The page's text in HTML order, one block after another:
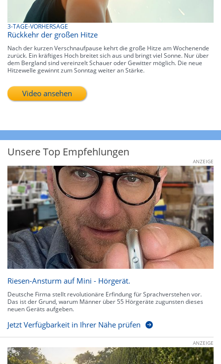
3-TAGE-VORHERSAGE
Rückkehr der großen Hitze
Nach der kurzen Verschnaufpause kehrt die große Hitze am Wochenende
zurück. Ein kräftiges Hoch breitet sich aus und bringt viel Sonne. Nur über
dem Bergland sind vereinzelt Schauer oder Gewitter möglich. Die neue
Hitzewelle gewinnt zum Sonntag weiter an Stärke.
Video ansehen
Unsere Top Empfehlungen
ANZEIGE
Riesen-Ansturm auf Mini - Hörgerät.
Deutsche Firma stellt revolutionäre Erfindung für Sprachverstehen vor.
Das ist der Grund, warum Männer über 55 Hörgeräte zugunsten dieses
neuen Geräts aufgeben.
Jetzt Verfügbarkeit in Ihrer Nähe prüfen
ANZEIGE